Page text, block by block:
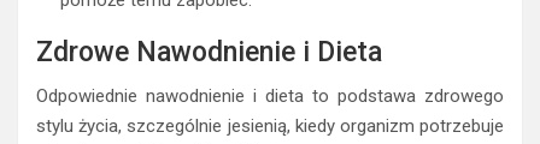
Zdrowe Nawodnienie i Dieta
Odpowiednie nawodnienie i dieta to podstawa zdrowego
stylu życia, szczególnie jesienią, kiedy organizm potrzebuje